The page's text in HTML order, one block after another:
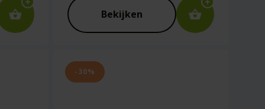
Bekijken
-30%